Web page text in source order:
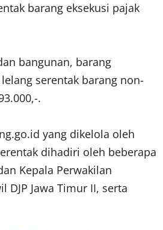
barang eksekusi pajak
bangunan, barang
serentak barang non-
.
yang dikelola oleh
dihadiri oleh beberapa
Kepala Perwakilan
DJP Jawa Timur II, serta